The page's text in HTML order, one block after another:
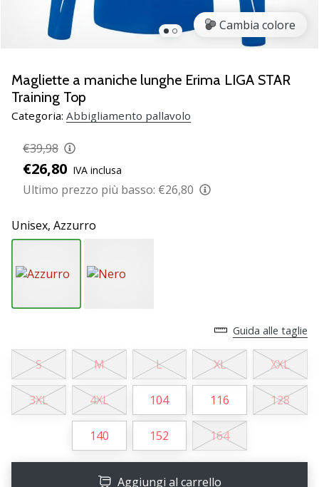
ambassador
Weplayvolleyball
un
fanatico
della
pallavolo
noi?
Unisciti
noi
marchio
Ambassador.
•
Weplayvolleyball
affiliate
program
Hai
il
personale,
Cambia colore
Magliette a maniche lunghe Erima LIGA STAR
Training Top
Categoria: Abbigliamento pallavolo
€39,98
€26,80 IVA inclusa
Ultimo prezzo più basso: €26,80
Unisex, Azzurro
Guida alle taglie
S M L XL XXL
3XL 4XL 104 116 128
140 152 164
Aggiungi al carrello